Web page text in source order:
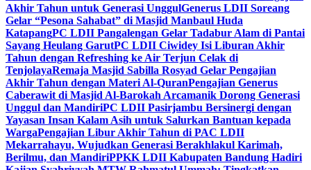
Akhir Tahun untuk Generasi UnggulGenerus LDII Soreang
Gelar “Pesona Sahabat” di Masjid Manbaul Huda
KatapangPC LDII Pangalengan Gelar Tadabur Alam di Pantai
Sayang Heulang GarutPC LDII Ciwidey Isi Liburan Akhir
Tahun dengan Refreshing ke Air Terjun Celak di
TenjolayaRemaja Masjid Sabilla Rosyad Gelar Pengajian
Akhir Tahun dengan Materi Al-QuranPengajian Generus
Caberawit di Masjid Al-Barokah Arcamanik Dorong Generasi
Unggul dan MandiriPC LDII Pasirjambu Bersinergi dengan
Yayasan Insan Kalam Asih untuk Salurkan Bantuan kepada
WargaPengajian Libur Akhir Tahun di PAC LDII
Mekarrahayu, Wujudkan Generasi Berakhlakul Karimah,
Berilmu, dan MandiriPPKK LDII Kabupaten Bandung Hadiri